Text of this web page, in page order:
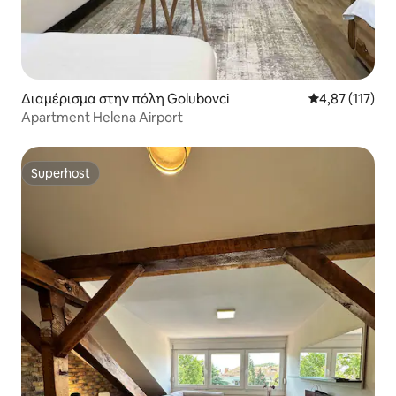
Διαμέρισμα στην πόλη Golubovci Μέση
4,87 (117)
Apartment Helena Airport
Superhost
Superhost